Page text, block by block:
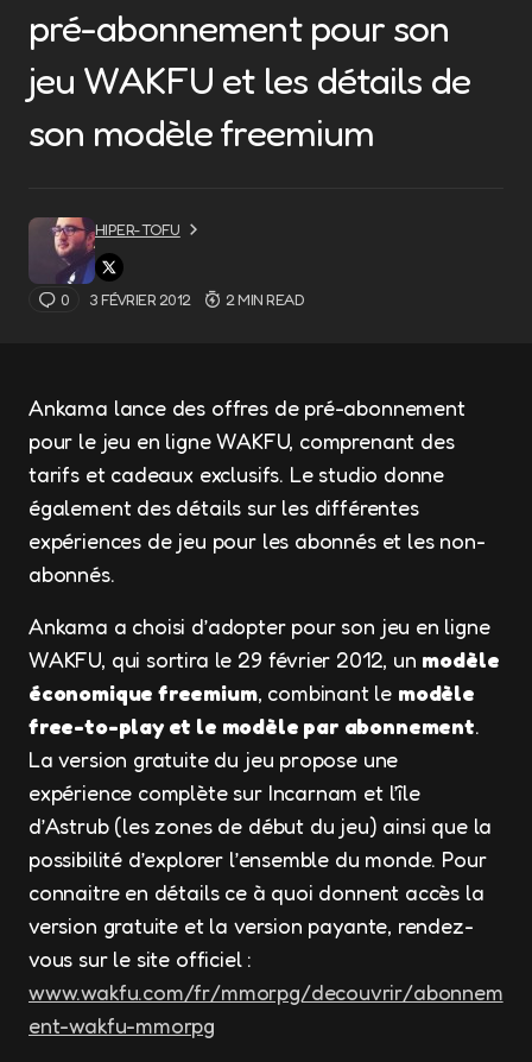
pré-abonnement pour son
jeu WAKFU et les détails de
son modèle freemium
HIPER-TOFU
0 3 FÉVRIER 2012 2 MIN READ
Ankama lance des offres de pré-abonnement
pour le jeu en ligne WAKFU, comprenant des
tarifs et cadeaux exclusifs. Le studio donne
également des détails sur les différentes
expériences de jeu pour les abonnés et les non-
abonnés.
Ankama a choisi d’adopter pour son jeu en ligne
WAKFU, qui sortira le 29 février 2012, un modèle
économique freemium, combinant le modèle
free-to-play et le modèle par abonnement.
La version gratuite du jeu propose une
expérience complète sur Incarnam et l’île
d’Astrub (les zones de début du jeu) ainsi que la
possibilité d’explorer l’ensemble du monde. Pour
connaitre en détails ce à quoi donnent accès la
version gratuite et la version payante, rendez-
vous sur le site officiel :
www.wakfu.com/fr/mmorpg/decouvrir/abonnem
ent-wakfu-mmorpg